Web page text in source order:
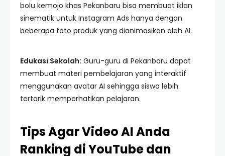
bolu kemojo khas Pekanbaru bisa membuat iklan
sinematik untuk Instagram Ads hanya dengan
beberapa foto produk yang dianimasikan oleh AI.
Edukasi Sekolah: Guru-guru di Pekanbaru dapat
membuat materi pembelajaran yang interaktif
menggunakan avatar AI sehingga siswa lebih
tertarik memperhatikan pelajaran.
Tips Agar Video AI Anda
Ranking di YouTube dan